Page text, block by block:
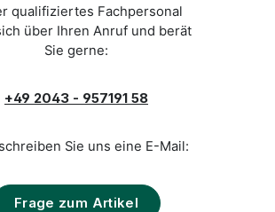
qualifiziertes Fachpersonal
über Ihren Anruf und berät
Sie gerne:
+49 2043 - 957191 58
Sie uns eine E-Mail:
Frage zum Artikel